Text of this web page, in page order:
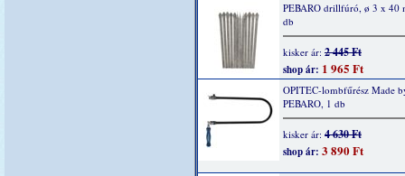
PEBARO drillfúró, ø 3 x 40
db
kisker ár: 2 445 Ft
shop ár: 1 965 Ft
OPITEC-lombfűrész Made
PEBARO, 1 db
kisker ár: 4 630 Ft
shop ár: 3 890 Ft